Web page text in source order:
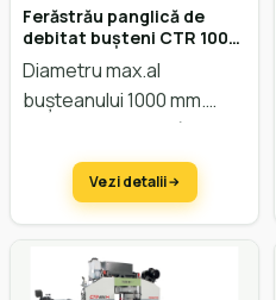
Ferăstrău panglică de
debitat bușteni CTR 1000-
40 Hidraulic
Diametru max.al
bușteanului 1000 mm.
Lățimea max. a scândurei
850 mm. Avans automat.
Sistem hidraulic. Reglarea
înălțimii electric.
Vezi detalii